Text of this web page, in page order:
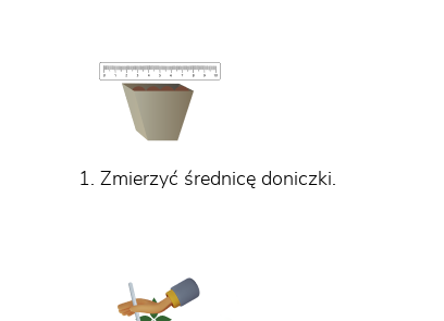
1. Zmierzyć średnicę doniczki.